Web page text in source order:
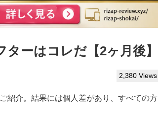
ーはコレだ【2ヶ月後】
2,380 Views
紹介。結果には個人差があり、すべての方